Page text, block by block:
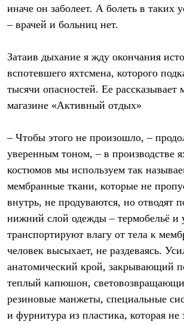
Брюки
Детская одежда
Куртки
Утепленная синтетикой
Комбинезоны
Куртки
Футболки
Брюки
Софтшелл одежда
Куртки
Флисовая одежда
Куртки
Брюки
Комбинезоны
Термобелье
Комплект термобелья
Снаряжение
Палатки и тенты
Палатки
Тенты
Аксессуары для палаток
иначе он заболеет. А болеть в таких
– врачей и больниц нет.
Затаив дыхание я жду окончания
вспотевшего яхтсмена, которого
тысячи опасностей. Ее рассказывает
магазине «Активный отдых»
– Чтобы этого не произошло, –
уверенным тоном, – в производстве
костюмов мы используем так
мембранные ткани, которые не
внутрь, не продуваются, но отводят
нижний слой одежды – термобельё и
транспортируют влагу от тела к
человек высыхает, не раздеваясь.
анатомический крой, закрывающий
теплый капюшон,
резиновые манжеты, специальные
и фурнитура из пластика, которая не